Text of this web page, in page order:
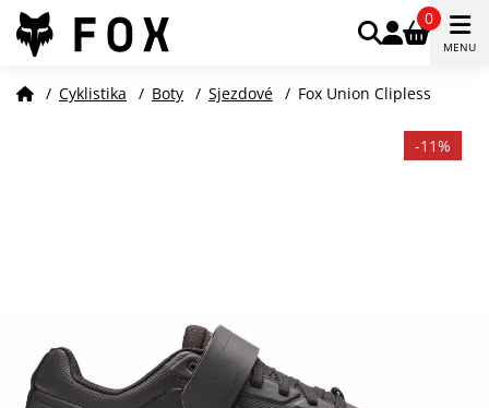
0
MENU
/ Cyklistika / Boty / Sjezdové / Fox Union Clipless
-11%